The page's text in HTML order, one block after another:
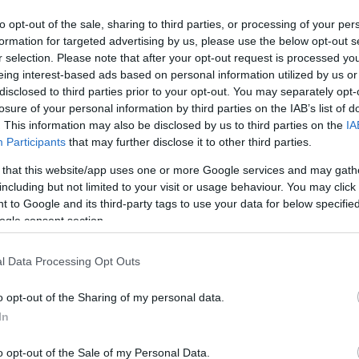
opt-out of the sale, sharing to third parties, or processing of your
for targeted advertising by us, please use the below opt-out
selection. Please note that after your opt-out request is processed
interest-based ads based on personal information utilized by us
to third parties prior to your opt-out. You may separately
of your personal information by third parties on the IAB’s list of
This information may also be disclosed by us to third parties on the
Participants that may further disclose it to other third parties.
that this website/app uses one or more Google services and may
but not limited to your visit or usage behaviour. You may
to Google and its third-party tags to use your data for below
consent section.
Data Processing Opt Outs
opt-out of the Sharing of my personal data.
opt-out of the Sale of my Personal Data.
Κω αφιερωμένη
φλογερού
PONTOS BLOG
Τραπεζούντα-Κοζάνη-Σικάγο
31/10/2024 - 5:13μμ